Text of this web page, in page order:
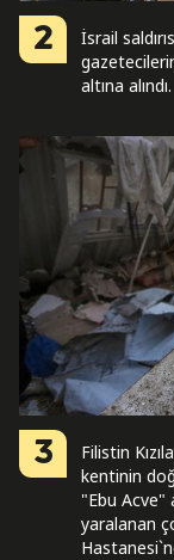
2
İsrail
altına alındı.
3
Filistin
kentinin
"Ebu Acve"
yaralanan